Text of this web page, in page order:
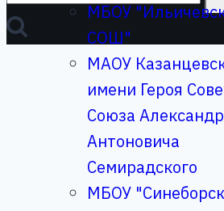
МБОУ
СОШ"
МАОУ
имени Героя
Союза
Антоновича
Семирадского
МБОУ